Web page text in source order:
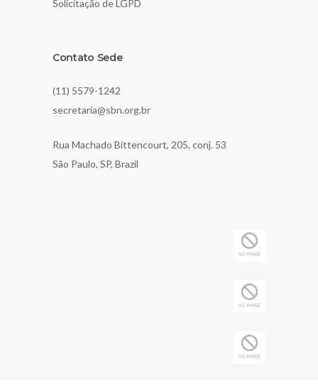
Solicitação de LGPD
Contato Sede
(11) 5579-1242
secretaria@sbn.org.br
Rua Machado Bittencourt, 205, conj. 53
São Paulo, SP, Brazil